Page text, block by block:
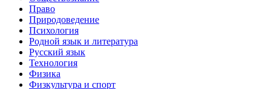
Право
Природоведение
Психология
Родной язык и литература
Русский язык
Технология
Физика
Физкультура и спорт